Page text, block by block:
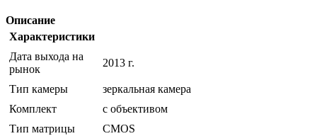
Описание
Характеристики
Дата выхода на
рынок
2013 г.
Тип камеры
зеркальная камера
Комплект
с объективом
Тип матрицы
CMOS